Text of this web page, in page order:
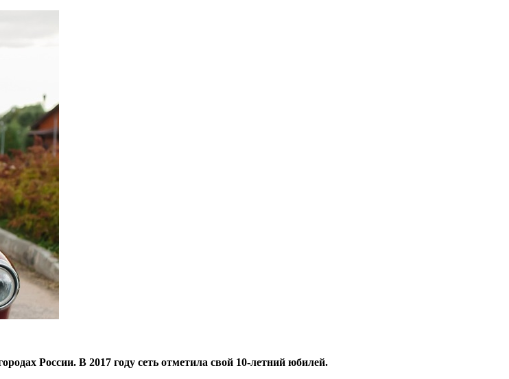
России. В 2017 году сеть отметила свой 10-летний юбилей.